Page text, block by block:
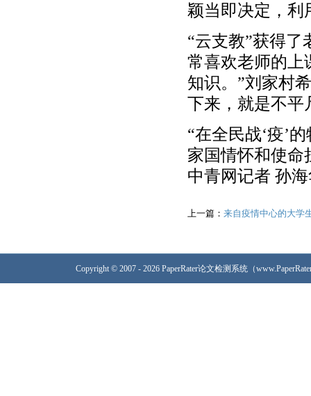
颖当即决定，利
“云支教”获得
常喜欢老师的上
知识。”刘家村
下来，就是不平
“在全民战‘疫’
家国情怀和使命
中青网记者 孙
上一篇： 来自疫情中心的大学
Copyright © 2007 - 2026 PaperRater论文检测系统（